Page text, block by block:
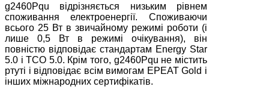
g2460Pqu відрізняється низьким рівнем
споживання електроенергії. Споживаючи
всього 25 Вт в звичайному режимі роботи (і
лише 0,5 Вт в режимі очікування), він
повністю відповідає стандартам Energy Star
5.0 і TCO 5.0. Крім того, g2460Pqu не містить
ртуті і відповідає всім вимогам EPEAT Gold і
інших міжнародних сертифікатів.